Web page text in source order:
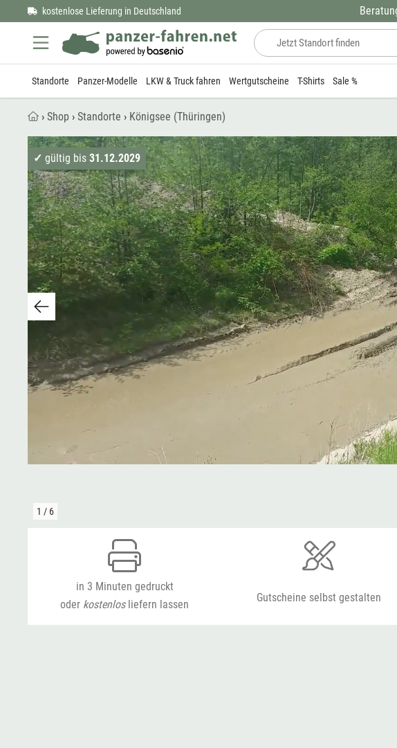
kostenlose Lieferung in Deutschland
Standorte Panzer-Modelle LKW & Truck fahren Wertgutscheine T-Shirts Sale %
› Shop › Standorte › Königsee (Thüringen)
✓ gültig bis 31.12.2029
1 / 6
in 3 Minuten gedruckt
oder kostenlosliefern lassen
Gutscheine selbst gestalten
Baden-Württemberg
Brandenburg
Bremen
Hamburg
Hessen
Mecklenburg-Vorpommern
Niedersachsen
NRW
Saarland
Sachsen-Anhalt
Schützenpanzer BMP
Bundeswehrpanzer Leopard 1
Radpanzer SPW-40
Unimog
URAL
ZIL
Großbeeren
Heilbronn
Leipzig
Morsbach
Potsdam
Weißwasser
Geschenkboxen